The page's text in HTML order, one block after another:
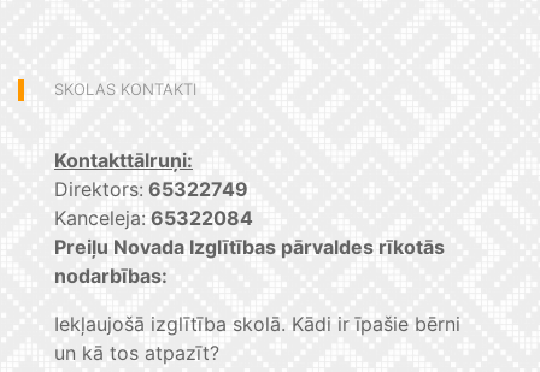
SKOLAS KONTAKTI
Kontakttālruņi:
Direktors: 65322749
Kanceleja: 65322084
Preiļu Novada Izglītības pārvaldes rīkotās
nodarbības:
Iekļaujošā izglītība skolā. Kādi ir īpašie bērni
un kā tos atpazīt?